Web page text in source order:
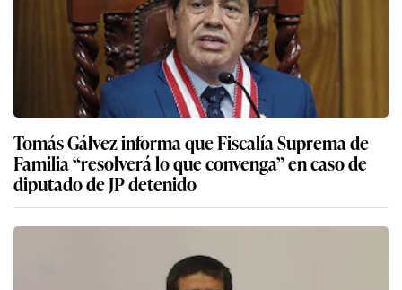
Tomás Gálvez informa que Fiscalía Suprema de
Familia “resolverá lo que convenga” en caso de
diputado de JP detenido